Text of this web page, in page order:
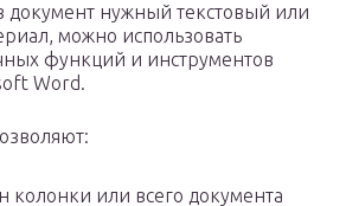
документ нужный текстовый или
можно использовать
функций и инструментов
Word.
колонки или всего документа